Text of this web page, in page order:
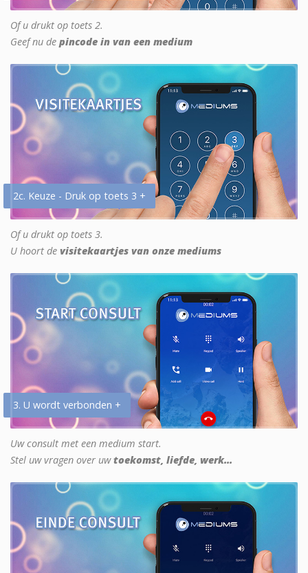
Of u drukt op toets 2.
Geef nu de pincode in van een medium
2c. Keuze - Druk op toets 3 +
Of u drukt op toets 3.
U hoort de visitekaartjes van onze mediums
3. U wordt verbonden +
Uw consult met een medium start.
Stel uw vragen over uwtoekomst, liefde, werk...